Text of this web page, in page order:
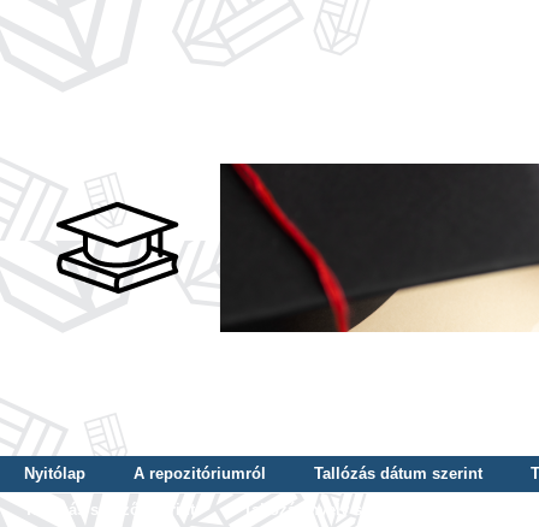
Nyitólap A repozitóriumról Tallózás dátum szerint
Tallózás szerző szerint
Tallózás nyelv szerint